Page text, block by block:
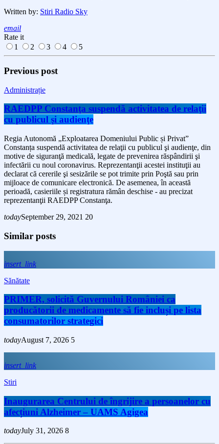
Written by: Stiri Radio Sky
email
Rate it
1
2 3 4 5
Previous post
Administrație
RAEDPP Constanţa suspendă activitatea de relaţii
cu publicul şi audienţe
Regia Autonomă „Exploatarea Domeniului Public și Privat”
Constanța suspendă activitatea de relaţii cu publicul şi audienţe, din
motive de siguranţă medicală, legate de prevenirea răspândirii şi
infectării cu noul coronavirus. Reprezentanţii acestei instituţii au
declarat că cererile şi sesizările se pot trimite prin Poştă sau prin
mijloace de comunicare electronică. De asemenea, în această
perioadă, casieriile și registratura rămân deschise - au precizat
reprezentanţii RAEDPP Constanţa.
todaySeptember 29, 2021 20
Similar posts
insert_link
Sănătate
PRIMER, solicită Guvernului României ca
producătorii de medicamente să fie incluși pe lista
consumatorilor strategici
todayAugust 7, 2026 5
insert_link
Stiri
Inaugurarea Centrului de îngrijire a persoanelor cu
afecțiuni Alzheimer – UAMS Agigea
todayJuly 31, 2026 8